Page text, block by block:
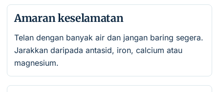
Amaran keselamatan
Telan dengan banyak air dan jangan baring segera.
Jarakkan daripada antasid, iron, calcium atau
magnesium.